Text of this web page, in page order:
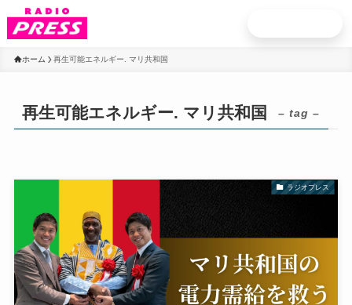
ホーム 再生可能エネルギー. マリ共和国
再生可能エネルギー. マリ共和国 – tag –
ラジオプレス